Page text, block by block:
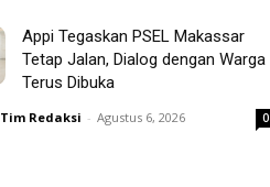
Appi Tegaskan PSEL Makassar
Tetap Jalan, Dialog dengan Warga
Terus Dibuka
Tim Redaksi - Agustus 6, 2026 0